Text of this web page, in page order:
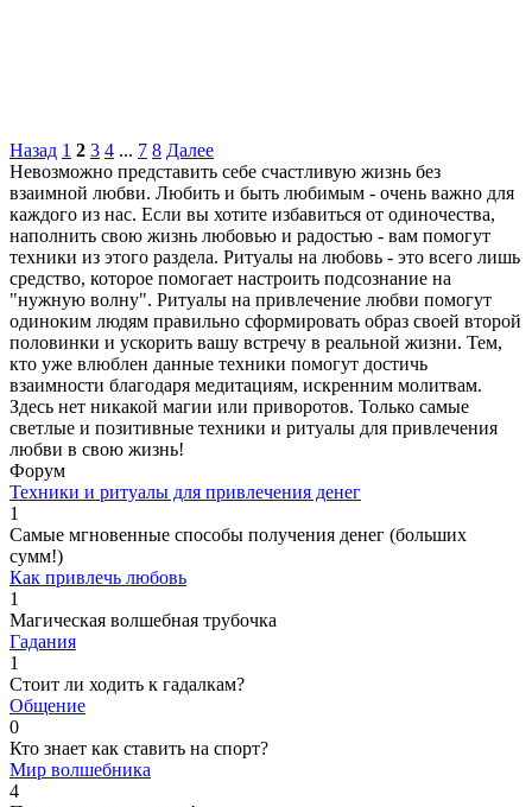
Назад 1 2 3 4 ... 7 8 Далее
Невозможно представить себе счастливую жизнь без
взаимной любви. Любить и быть любимым - очень важно для
каждого из нас. Если вы хотите избавиться от одиночества,
наполнить свою жизнь любовью и радостью - вам помогут
техники из этого раздела. Ритуалы на любовь - это всего лишь
средство, которое помогает настроить подсознание на
"нужную волну". Ритуалы на привлечение любви помогут
одиноким людям правильно сформировать образ своей второй
половинки и ускорить вашу встречу в реальной жизни. Тем,
кто уже влюблен данные техники помогут достичь
взаимности благодаря медитациям, искренним молитвам.
Здесь нет никакой магии или приворотов. Только самые
светлые и позитивные техники и ритуалы для привлечения
любви в свою жизнь!
Форум
Техники и ритуалы для привлечения денег
1
Самые мгновенные способы получения денег (больших
сумм!)
Как привлечь любовь
1
Магическая волшебная трубочка
Гадания
1
Стоит ли ходить к гадалкам?
Общение
0
Кто знает как ставить на спорт?
Мир волшебника
4